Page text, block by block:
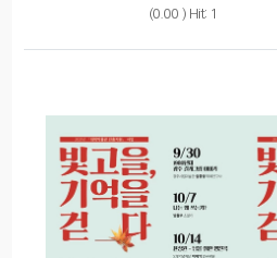
(0.00 ) Hit: 1